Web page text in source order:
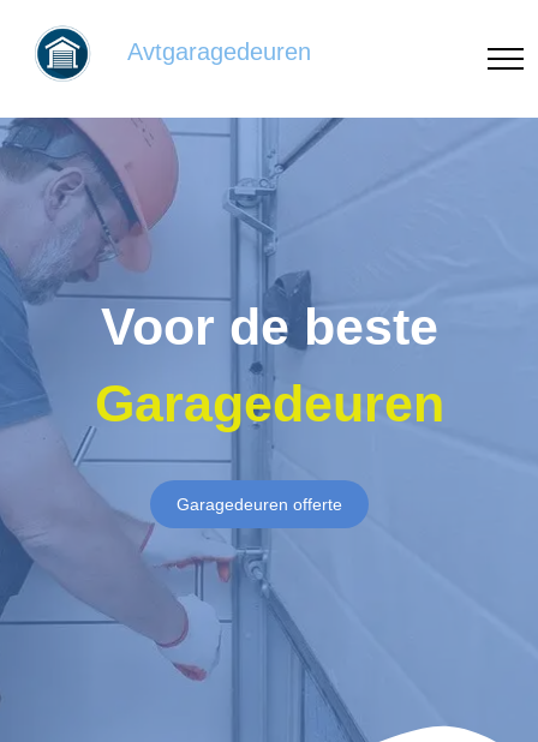
Avtgaragedeuren
Voor de beste
Garagedeuren
Garagedeuren offerte